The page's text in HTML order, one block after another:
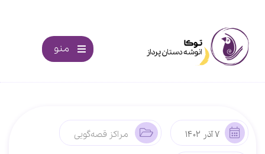
منو
7 آذر 1402 مراکز قصه‌گویی